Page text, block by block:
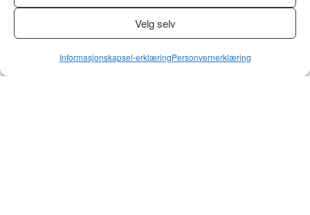
Velg selv
Informasjonskapsel-erklæringPersonvernerklæring